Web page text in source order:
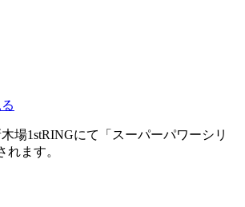
場1stRINGにて「スーパーパワーシリ
れます。